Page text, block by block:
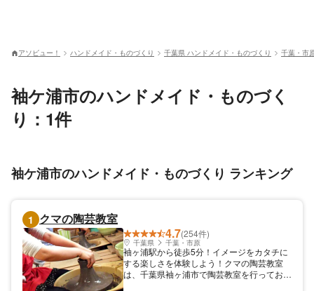
アソビュー！ ハンドメイド・ものづくり 千葉県 ハンドメイド・ものづくり 千葉・市
袖ケ浦市のハンドメイド・ものづく
り：1件
袖ケ浦市のハンドメイド・ものづくり ランキング
1 クマの陶芸教室
4.7(254件)
千葉県 千葉・市原
袖ヶ浦駅から徒歩5分！イメージをカタチに
する楽しさを体験しよう！クマの陶芸教室
は、千葉県袖ヶ浦市で陶芸教室を行っており